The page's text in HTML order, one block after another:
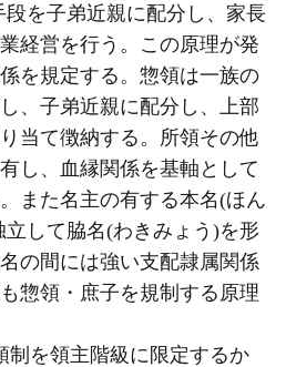
段を子弟近親に配分し、家長
経営を行う。この原理が発
を規定する。惣領は一族の
、子弟近親に配分し、上部
当て徴納する。所領その他
し、血縁関係を基軸として
また名主の有する本名(ほん
して脇名(わきみょう)を形
の間には強い支配隷属関係
惣領・庶子を規制する原理
を領主階級に限定するか